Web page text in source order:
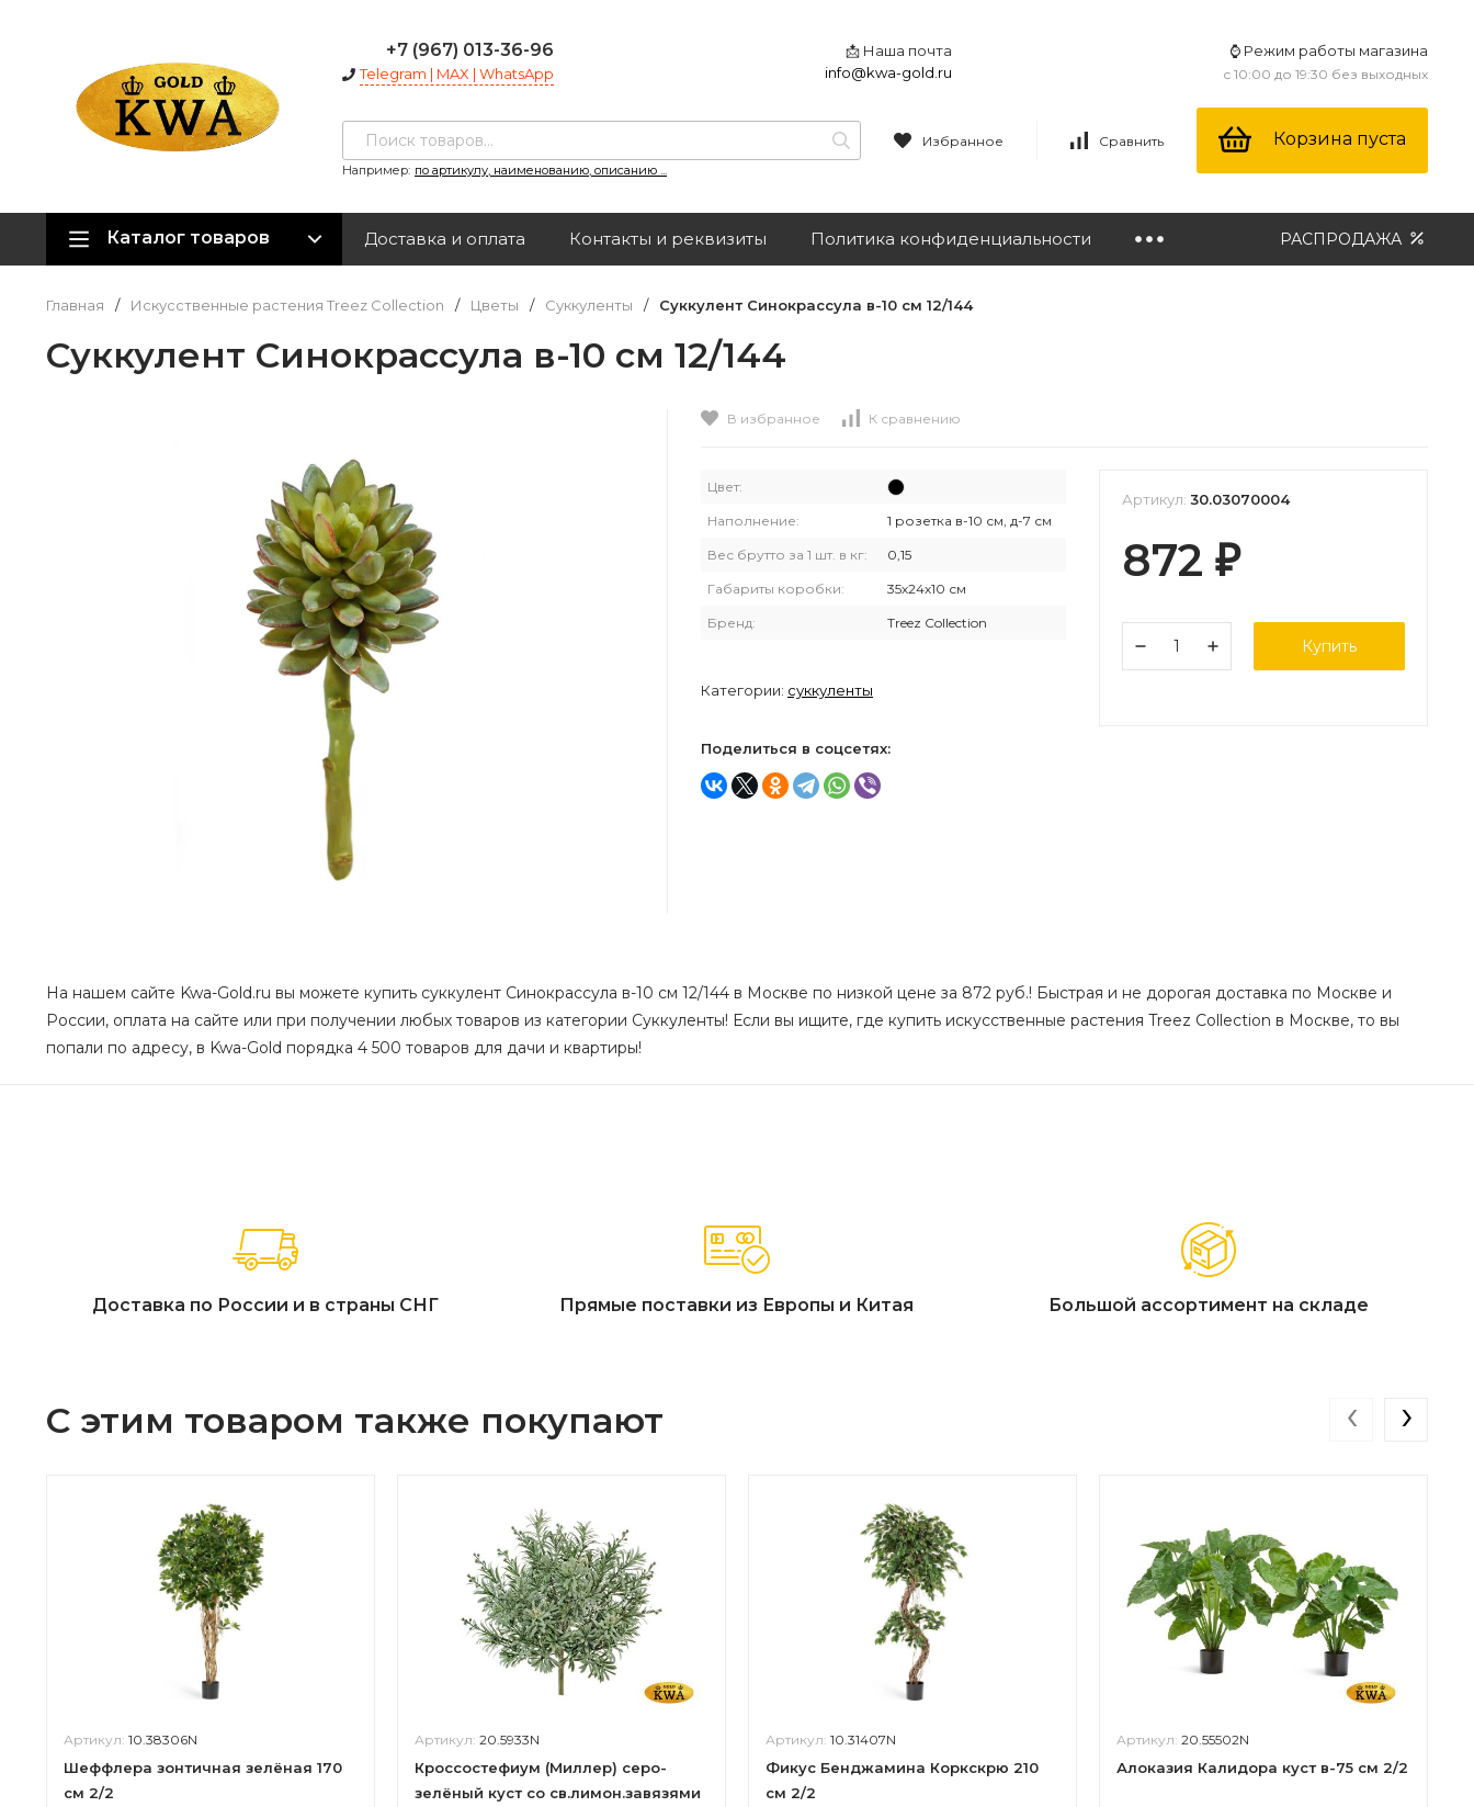
+7 (967) 013-36-96
Telegram | MAX | WhatsApp
📩 Наша почта
info@kwa-gold.ru
⌚ Режим работы магазина
с 10:00 до 19:30 без выходных
Например: по артикулу, наименованию, описанию ...
Избранное Сравнить Корзина пуста
Каталог товаров Доставка и оплата Контакты и реквизиты Политика конфиденциальности РАСПРОДАЖА
Главная / Искусственные растения Treez Collection / Цветы / Суккуленты / Суккулент Синокрассула в-10 см 12/144
Суккулент Синокрассула в-10 см 12/144
В избранное К сравнению
Цвет:
Наполнение: 1 розетка в-10 см, д-7 см
Вес брутто за 1 шт. в кг: 0,15
Габариты коробки: 35х24х10 см
Бренд: Treez Collection
Категории: суккуленты
Поделиться в соцсетях:
Артикул: 30.03070004
872 ₽
Купить
На нашем сайте Kwa-Gold.ru вы можете купить суккулент Синокрассула в-10 см 12/144 в Москве по низкой цене за 872 руб.! Быстрая и не дорогая доставка по Москве и
России, оплата на сайте или при получении любых товаров из категории Суккуленты! Если вы ищите, где купить искусственные растения Treez Collection в Москве, то вы
попали по адресу, в Kwa-Gold порядка 4 500 товаров для дачи и квартиры!
Доставка по России и в страны СНГ Прямые поставки из Европы и Китая Большой ассортимент на складе
С этим товаром также покупают
Артикул: 10.38306N
Шеффлера зонтичная зелёная 170
см 2/2
Артикул: 20.5933N
Кроссостефиум (Миллер) серо-
зелёный куст со св.лимон.завязями
Артикул: 10.31407N
Фикус Бенджамина Коркскрю 210
см 2/2
Артикул: 20.55502N
Алоказия Калидора куст в-75 см 2/2
‹ ›